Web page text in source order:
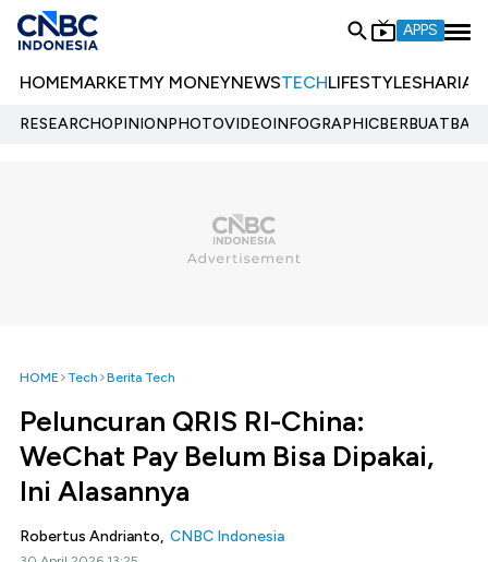
APPS
HOMEMARKETMY MONEYNEWSTECHLIFESTYLESHARIA
RESEARCHOPINIONPHOTOVIDEOINFOGRAPHIC
HOME Tech Berita Tech
Peluncuran QRIS RI-China:
WeChat Pay Belum Bisa Dipakai,
Ini Alasannya
Robertus Andrianto, CNBC Indonesia